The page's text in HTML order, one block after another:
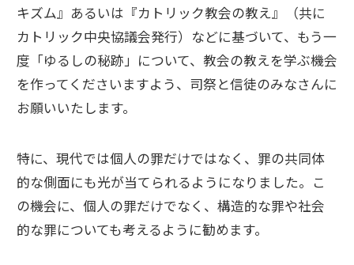
キズム』あるいは『カトリック教会の教え』（共に
カトリック中央協議会発行）などに基づいて、もう一
度「ゆるしの秘跡」について、教会の教えを学ぶ機会
を作ってくださいますよう、司祭と信徒のみなさんに
お願いいたします。
特に、現代では個人の罪だけではなく、罪の共同体
的な側面にも光が当てられるようになりました。こ
の機会に、個人の罪だけでなく、構造的な罪や社会
的な罪についても考えるように勧めます。